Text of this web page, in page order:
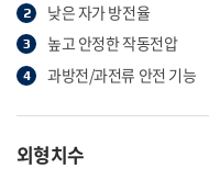
낮은 자가 방전율
높고 안정한 작동전압
과방전/과전류 안전 기능
외형치수